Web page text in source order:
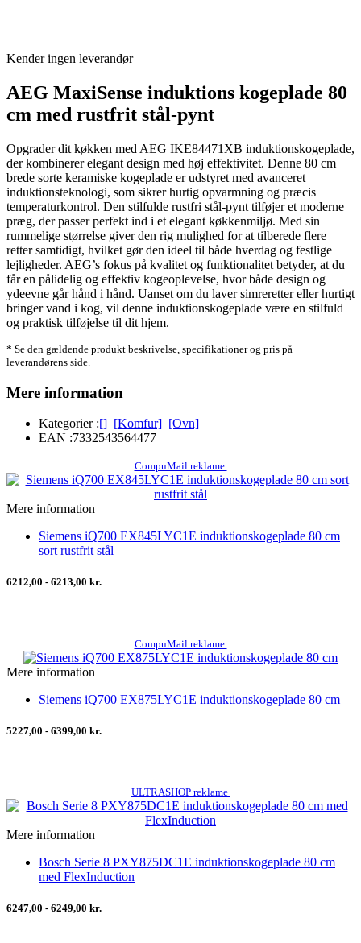
Kender ingen leverandør
AEG MaxiSense induktions kogeplade 80
cm med rustfrit stål-pynt
Opgrader dit køkken med AEG IKE84471XB induktionskogeplade,
der kombinerer elegant design med høj effektivitet. Denne 80 cm
brede sorte keramiske kogeplade er udstyret med avanceret
induktionsteknologi, som sikrer hurtig opvarmning og præcis
temperaturkontrol. Den stilfulde rustfri stål-pynt tilføjer et moderne
præg, der passer perfekt ind i et elegant køkkenmiljø. Med sin
rummelige størrelse giver den rig mulighed for at tilberede flere
retter samtidigt, hvilket gør den ideel til både hverdag og festlige
lejligheder. AEG’s fokus på kvalitet og funktionalitet betyder, at du
får en pålidelig og effektiv kogeoplevelse, hvor både design og
ydeevne går hånd i hånd. Uanset om du laver simreretter eller hurtigt
bringer vand i kog, vil denne induktionskogeplade være en stilfuld
og praktisk tilføjelse til dit hjem.
* Se den gældende produkt beskrivelse, specifikationer og pris på
leverandørens side.
Mere information
Kategorier :[] [Komfur] [Ovn]
EAN :7332543564477
CompuMail reklame
Mere information
Siemens iQ700 EX845LYC1E induktionskogeplade 80 cm
sort rustfrit stål
6212,00 - 6213,00 kr.
CompuMail reklame
Mere information
Siemens iQ700 EX875LYC1E induktionskogeplade 80 cm
5227,00 - 6399,00 kr.
ULTRASHOP reklame
Mere information
Bosch Serie 8 PXY875DC1E induktionskogeplade 80 cm
med FlexInduction
6247,00 - 6249,00 kr.